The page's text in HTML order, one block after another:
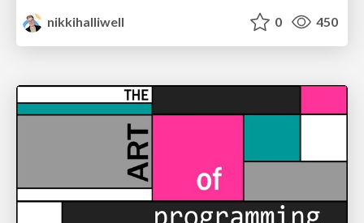
nikkihalliwell
0 450